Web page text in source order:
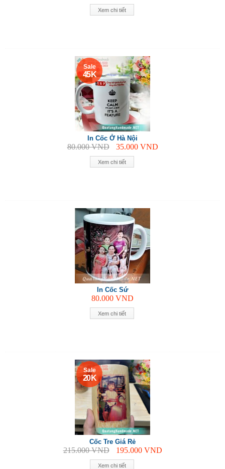
Xem chi tiết
Xem chi tiết
Sale
45 K
In Cốc Ở Hà Nội
80.000VND 35.000 VND
Xem chi tiết
In Cốc Sứ
80.000 VND
Xem chi tiết
Sale
20 K
Cốc Tre Giá Rẻ
215.000VND 195.000 VND